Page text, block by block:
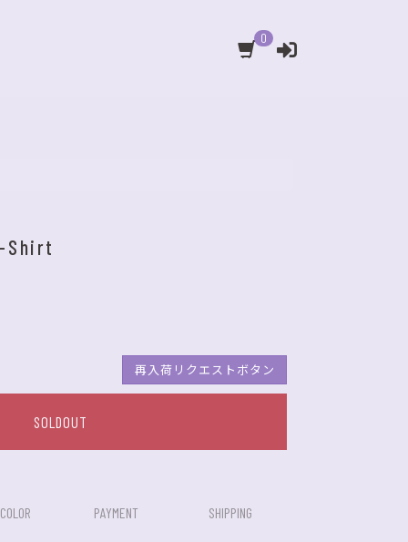
0
Shirt
再入荷リクエストボタン
SOLDOUT
PAYMENT SHIPPING